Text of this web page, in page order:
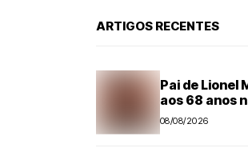
ARTIGOS RECENTES
Pai de Lionel
aos 68 anos
08/08/2026